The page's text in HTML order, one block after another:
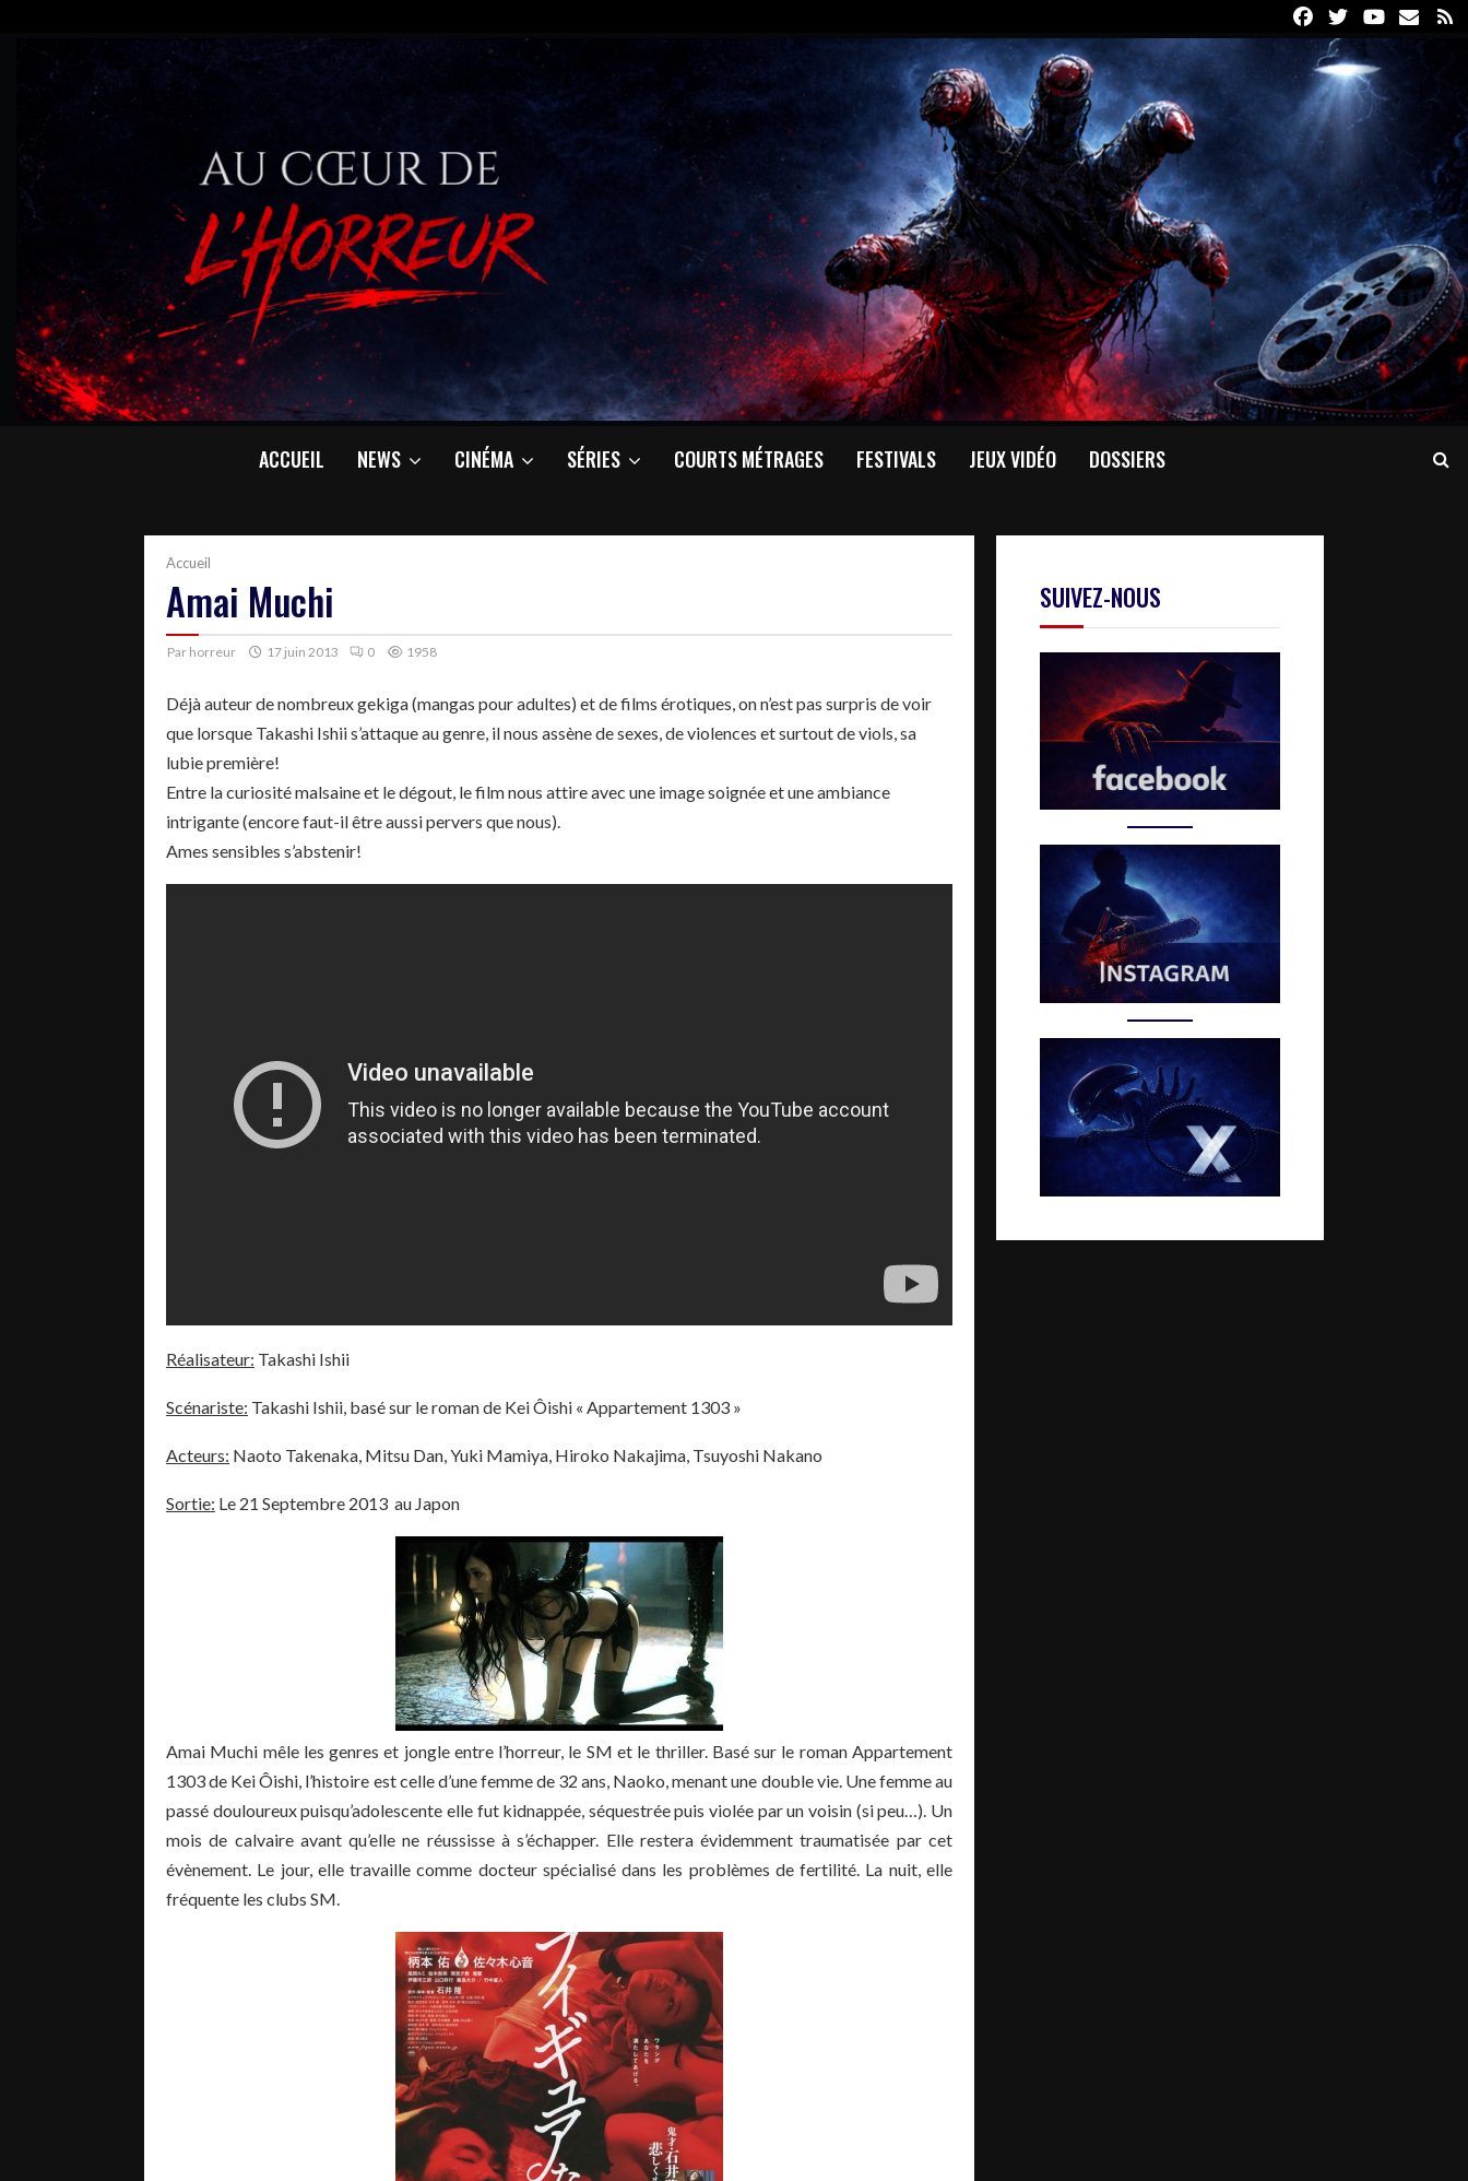
FacebookTwitterYoutube
Email
ACCUEIL NEWS CINÉMA SÉRIES COURTS MÉTRAGES FESTIVALS JEUX VIDÉO DOSSIERS
Accueil
Amai Muchi
Par horreur 17 juin 2013 0 1958
Déjà auteur de nombreux gekiga (mangas pour adultes) et de films érotiques, on n’est pas surpris de voir
que lorsque Takashi Ishii s’attaque au genre, il nous assène de sexes, de violences et surtout de viols, sa
lubie première!
Entre la curiosité malsaine et le dégout, le film nous attire avec une image soignée et une ambiance
intrigante (encore faut-il être aussi pervers que nous).
Ames sensibles s’abstenir!
Réalisateur: Takashi Ishii
Scénariste: Takashi Ishii, basé sur le roman de Kei Ôishi « Appartement 1303 »
Acteurs: Naoto Takenaka, Mitsu Dan, Yuki Mamiya, Hiroko Nakajima, Tsuyoshi Nakano
Sortie: Le 21 Septembre 2013 au Japon
Amai Muchi mêle les genres et jongle entre l’horreur, le SM et le thriller. Basé sur le roman Appartement
1303 de Kei Ôishi, l’histoire est celle d’une femme de 32 ans, Naoko, menant une double vie. Une femme au
passé douloureux puisqu’adolescente elle fut kidnappée, séquestrée puis violée par un voisin (si peu…). Un
mois de calvaire avant qu’elle ne réussisse à s’échapper. Elle restera évidemment traumatisée par cet
évènement. Le jour, elle travaille comme docteur spécialisé dans les problèmes de fertilité. La nuit, elle
fréquente les clubs SM.
SUIVEZ-NOUS